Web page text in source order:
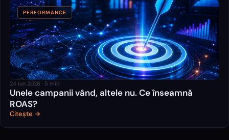
PERFORMANCE
24 iun 2026 · 5 min
Unele campanii vând, altele nu. Ce înseamnă
ROAS?
Citește →